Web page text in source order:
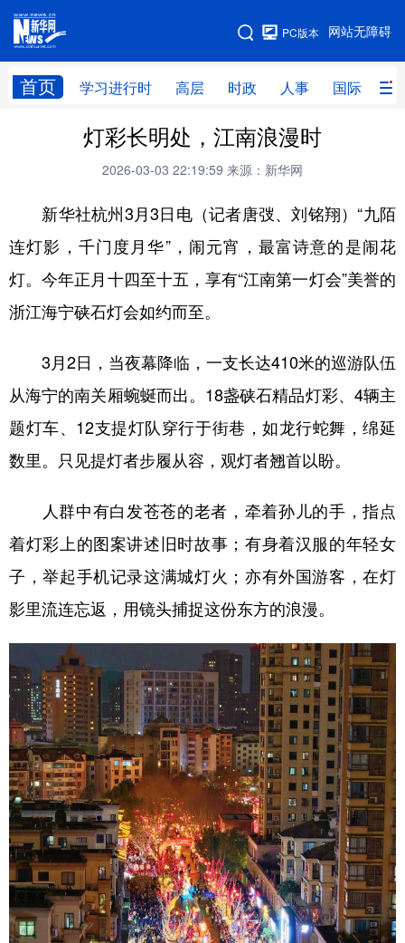
网站无障碍
PC版本
首页 学习进行时 高层 时政 人事 国际 财
网站地图
学习进行时 高层 时政
财经 网评
台湾 思客智库 全球连线 教育
科技 科创 量子 体育
文化 书画 健康 军事
法律 中央文件 金融 汽车
食品 人居 信息化 数字经济
学术中国 乡村振兴 银龄 溯源中国
彩票 娱乐 时尚 悦读
公益 一带一路 亚太网 上市公司
地方频道
北京 天津 河北 山西
辽宁 吉林 上海 江苏
浙江 安徽 福建 江西
山东 河南 湖北 湖南
广东 广西 海南 重庆
四川 贵州 云南 西藏
陕西 甘肃 青海 宁夏
灯彩长明处，江南浪漫时
2026-03-03 22:19:59 来源：新华网
新华社杭州3月3日电（记者唐弢、刘铭翔）“九陌
连灯影，千门度月华”，闹元宵，最富诗意的是闹花
灯。今年正月十四至十五，享有“江南第一灯会”美誉的
浙江海宁硖石灯会如约而至。
3月2日，当夜幕降临，一支长达410米的巡游队伍
从海宁的南关厢蜿蜒而出。18盏硖石精品灯彩、4辆主
题灯车、12支提灯队穿行于街巷，如龙行蛇舞，绵延
数里。只见提灯者步履从容，观灯者翘首以盼。
人群中有白发苍苍的老者，牵着孙儿的手，指点
着灯彩上的图案讲述旧时故事；有身着汉服的年轻女
子，举起手机记录这满城灯火；亦有外国游客，在灯
影里流连忘返，用镜头捕捉这份东方的浪漫。